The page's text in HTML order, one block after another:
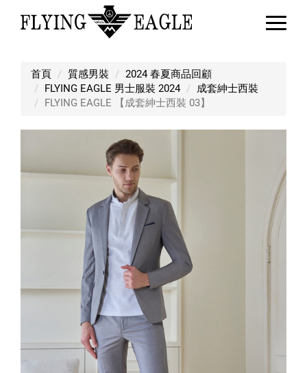
首頁 質感男裝
2024 春夏商品回顧
FLYING EAGLE 男士服裝 2024
成套紳士西裝
FLYING EAGLE 【成套紳士西裝 03】